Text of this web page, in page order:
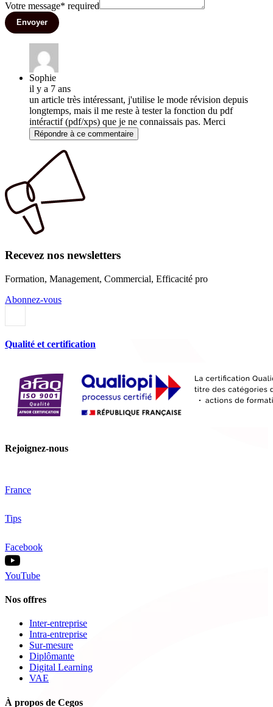
Votre message* required
Envoyer
Sophie
il y a 7 ans
un article très intéressant, j'utilise le mode révision depuis
longtemps, mais il me reste à tester la fonction du pdf
intéractif (pdf/xps) que je ne connaissais pas. Merci
Répondre à ce commentaire
Recevez nos newsletters
Formation, Management, Commercial, Efficacité pro
Abonnez-vous
Qualité et certification
Rejoignez-nous
France
Tips
Facebook
YouTube
Nos offres
Inter-entreprise
Intra-entreprise
Sur-mesure
Diplômante
Digital Learning
VAE
À propos de Cegos